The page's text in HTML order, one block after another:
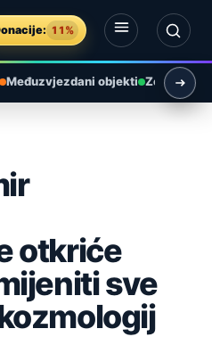
11%
Međuzvjezdani objekti Zemlja i
otkriće
sve